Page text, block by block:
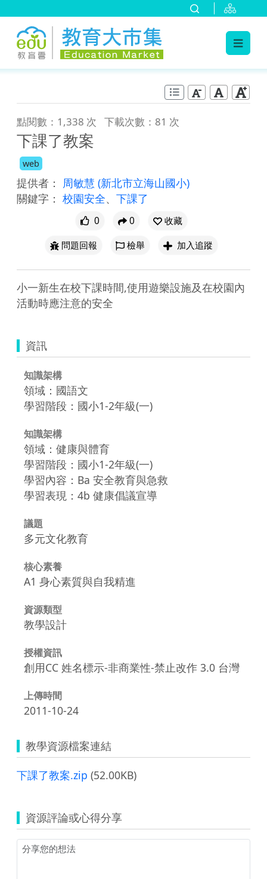
點閱數：1,338 次 下載次數：81 次
下課了教案
web
提供者： 周敏慧 (新北市立海山國小)
關鍵字： 校園安全、 下課了
0 0
收藏
問題回報
檢舉 加入追蹤
小一新生在校下課時間,使用遊樂設施及在校園內
活動時應注意的安全
資訊
知識架構
領域：國語文
學習階段：國小1-2年級(一)
知識架構
領域：健康與體育
學習階段：國小1-2年級(一)
學習內容：Ba 安全教育與急救
學習表現：4b 健康倡議宣導
議題
多元文化教育
核心素養
A1 身心素質與自我精進
資源類型
教學設計
授權資訊
創用CC 姓名標示-非商業性-禁止改作 3.0 台灣
上傳時間
2011-10-24
教學資源檔案連結
下課了教案.zip (52.00KB)
資源評論或心得分享